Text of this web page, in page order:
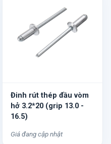
Đinh rút thép đầu vòm
hở 3.2*20 (grip 13.0 -
16.5)
Giá đang cập nhật